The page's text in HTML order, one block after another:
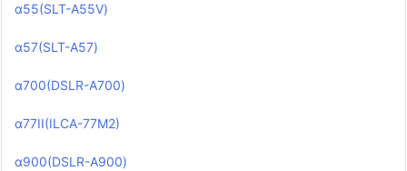
α55(SLT-A55V)
α57(SLT-A57)
α700(DSLR-A700)
α77II(ILCA-77M2)
α900(DSLR-A900)